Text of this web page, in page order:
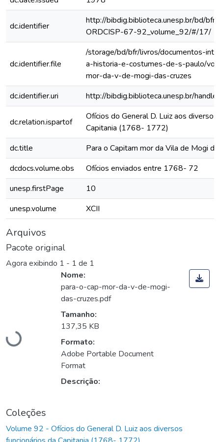
dc.identifier
http://bibdig.biblioteca.unesp.br/bd/
ORDCISP-67-92_volume_92/#/17/
dc.identifier.file
/storage/bd/bfr/livros/documentos-
a-historia-e-costumes-de-s-paulo/
mor-da-v-de-mogi-das-cruzes
dc.identifier.uri
http://bibdig.biblioteca.unesp.br/
dc.relation.ispartof
Ofícios do General D. Luiz aos diversos
Capitania (1768- 1772)
dc.title
Para o Capitam mor da Vila de Mogi
dcdocs.volume.obs
Ofícios enviados entre 1768- 72
unesp.firstPage
10
unesp.volume
XCII
Arquivos
Pacote original
Agora exibindo 1 - 1 de 1
Carregando...
Nome:
para-o-cap-mor-da-v-de-mogi-
das-cruzes.pdf
Tamanho:
137,35 KB
Formato:
Adobe Portable Document
Format
Descrição:
Coleções
Volume 92 - Ofícios do General D. Luiz aos diversos